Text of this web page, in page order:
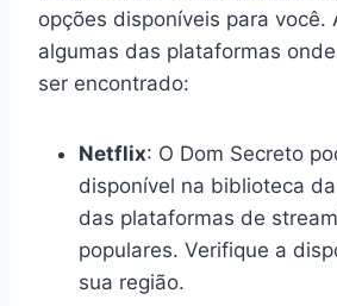
opções disponíveis para você.
algumas das plataformas
ser encontrado:
Netflix: O Dom Secreto
disponível na biblioteca
das plataformas de
populares. Verifique a
sua região.